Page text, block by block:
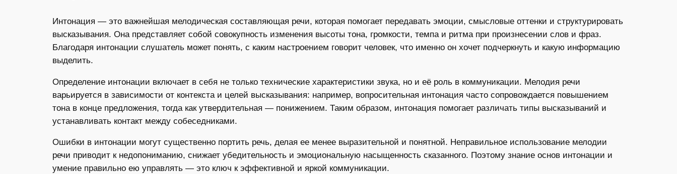
Интонация — это важнейшая мелодическая составляющая речи, которая помогает передавать эмоции, смысловые оттенки и структурировать
высказывания. Она представляет собой совокупность изменения высоты тона, громкости, темпа и ритма при произнесении слов и фраз.
Благодаря интонации слушатель может понять, с каким настроением говорит человек, что именно он хочет подчеркнуть и какую информацию
выделить.
Определение интонации включает в себя не только технические характеристики звука, но и её роль в коммуникации. Мелодия речи
варьируется в зависимости от контекста и целей высказывания: например, вопросительная интонация часто сопровождается повышением
тона в конце предложения, тогда как утвердительная — понижением. Таким образом, интонация помогает различать типы высказываний и
устанавливать контакт между собеседниками.
Ошибки в интонации могут существенно портить речь, делая ее менее выразительной и понятной. Неправильное использование мелодии
речи приводит к недопониманию, снижает убедительность и эмоциональную насыщенность сказанного. Поэтому знание основ интонации и
умение правильно ею управлять — это ключ к эффективной и яркой коммуникации.